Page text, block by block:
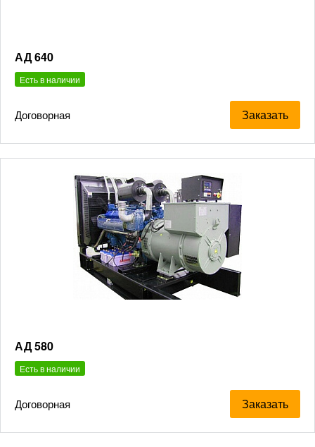
АД 640
Есть в наличии
Договорная Заказать
АД 580
Есть в наличии
Договорная Заказать